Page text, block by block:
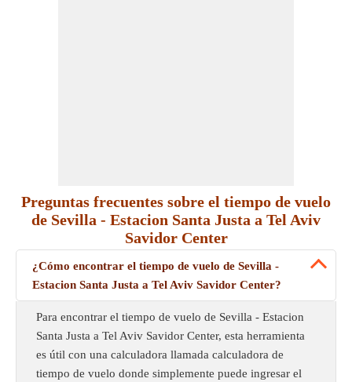
Preguntas frecuentes sobre el tiempo de vuelo
de Sevilla - Estacion Santa Justa a Tel Aviv
Savidor Center
¿Cómo encontrar el tiempo de vuelo de Sevilla -
Estacion Santa Justa a Tel Aviv Savidor Center?
Para encontrar el tiempo de vuelo de Sevilla - Estacion
Santa Justa a Tel Aviv Savidor Center, esta herramienta
es útil con una calculadora llamada calculadora de
tiempo de vuelo donde simplemente puede ingresar el